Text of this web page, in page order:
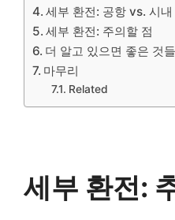
세부 환전: 공항 vs. 시내
세부 환전: 주의할 점
더 알고 있으면 좋은 것들
마무리
Related
세부 환전: